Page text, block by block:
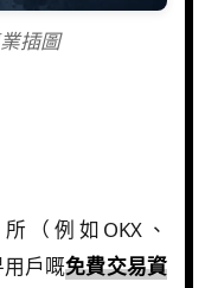
插圖
（例如OKX、
戶嘅免費交易資